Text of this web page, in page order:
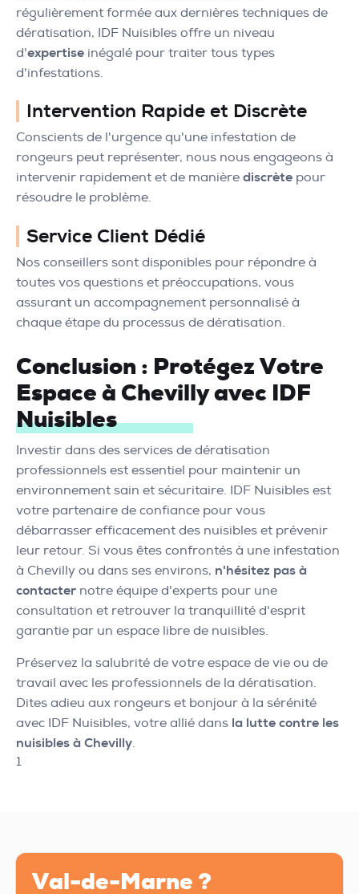
régulièrement formée aux dernières techniques de
dératisation, IDF Nuisibles offre un niveau
d'expertise inégalé pour traiter tous types
d'infestations.
Intervention Rapide et Discrète
Conscients de l'urgence qu'une infestation de
rongeurs peut représenter, nous nous engageons à
intervenir rapidement et de manière discrète pour
résoudre le problème.
Service Client Dédié
Nos conseillers sont disponibles pour répondre à
toutes vos questions et préoccupations, vous
assurant un accompagnement personnalisé à
chaque étape du processus de dératisation.
Conclusion : Protégez Votre
Espace à Chevilly avec IDF
Nuisibles
Investir dans des services de dératisation
professionnels est essentiel pour maintenir un
environnement sain et sécuritaire. IDF Nuisibles est
votre partenaire de confiance pour vous
débarrasser efficacement des nuisibles et prévenir
leur retour. Si vous êtes confrontés à une infestation
à Chevilly ou dans ses environs, n'hésitez pas à
contacter notre équipe d'experts pour une
consultation et retrouver la tranquillité d'esprit
garantie par un espace libre de nuisibles.
Préservez la salubrité de votre espace de vie ou de
travail avec les professionnels de la dératisation.
Dites adieu aux rongeurs et bonjour à la sérénité
avec IDF Nuisibles, votre allié dans la lutte contre les
nuisibles à Chevilly.
1
Val-de-Marne ?